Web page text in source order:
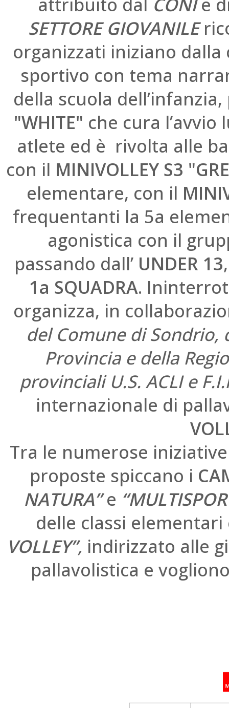
SETTORE GIOVANILE
organizzati iniziano
sportivo con tema
della scuola
"WHITE" che cura
atlete ed è rivolta alle
con il MINIVOLLEY S3
elementare, con il
frequentanti la 5a
agonistica con il
passando dall’ UNDER 13
1a SQUADRA.
organizza, in
del Comune di
Provincia e della
provinciali U.S. ACLI e
internazionale di
Tra le numerose
proposte spiccano i
NATURA”e
delle classi
VOLLEY”, indirizzato alle
pallavolistica e